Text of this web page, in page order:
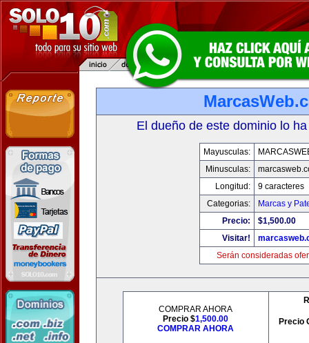
El dueño de este dominio lo
Mayusculas:
Minusculas:
Longitud:
9 caracteres
Categorias:
Marcas y
Precio:
$1,500.00
Visitar!
Serán consideradas
COMPRAR AHORA
Precio $1,500.00
COMPRAR AHORA
Precio